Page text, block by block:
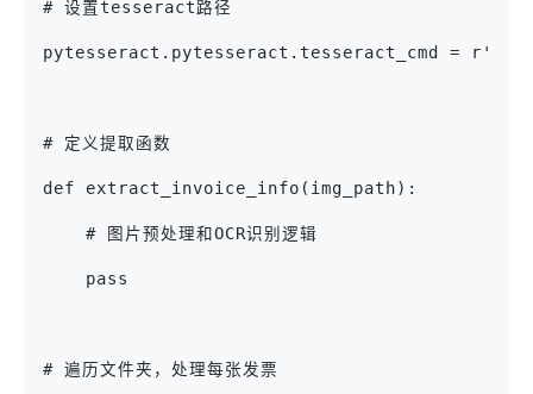
# 设置tesseract路径
pytesseract.pytesseract.tesseract_cmd =
# 定义提取函数
def extract_invoice_info(img_path):
    # 图片预处理和OCR识别逻辑
    pass
# 遍历文件夹，处理每张发票